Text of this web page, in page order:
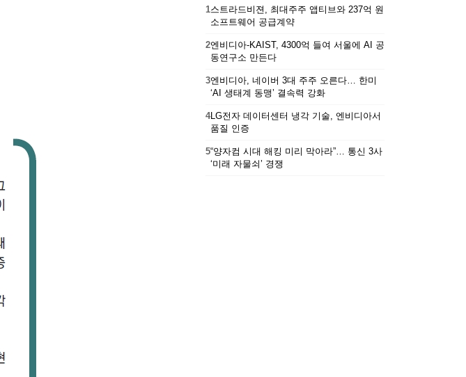
1스트라드비젼, 최대주주 앱티브와 237억 원
소프트웨어 공급계약
2엔비디아-KAIST, 4300억 들여 서울에 AI 공
동연구소 만든다
3엔비디아, 네이버 3대 주주 오른다… 한미
‘AI 생태계 동맹’ 결속력 강화
4LG전자 데이터센터 냉각 기술, 엔비디아서
품질 인증
5“양자컴 시대 해킹 미리 막아라”… 통신 3사
‘미래 자물쇠’ 경쟁